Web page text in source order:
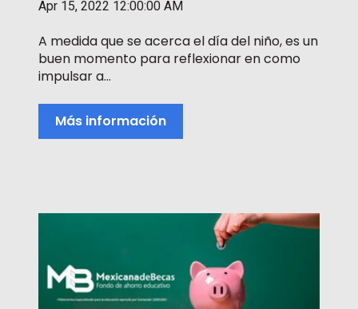
Apr 15, 2022 12:00:00 AM
A medida que se acerca el día del niño, es un
buen momento para reflexionar en como
impulsar a...
Más información